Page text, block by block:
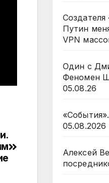
Создателя
Путин
VPN
Один с
Феномен
05.08.26
05.08.2026
Алексей